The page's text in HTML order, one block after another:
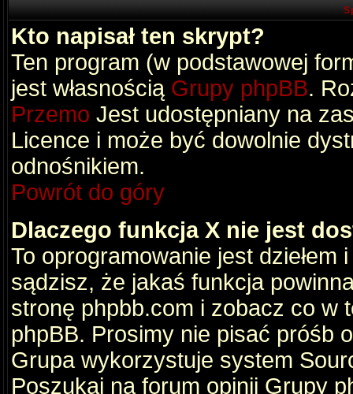
Kto napisał ten skrypt?
Ten program (w podstawowej
jest własnością Grupy phpBB.
Przemo Jest udostępniany na
Licence i może być dowolnie
odnośnikiem.
Powrót do góry
Dlaczego funkcja X nie jest
To oprogramowanie jest dziełem
sądzisz, że jakaś funkcja
stronę phpbb.com i zobacz co w
phpBB. Prosimy nie pisać próśb
Grupa wykorzystuje system
Poszukaj na forum opinii Grupy